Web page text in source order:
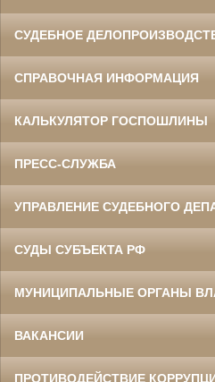
СУДЕБНОЕ
СПРАВОЧНАЯ ИНФОРМАЦИЯ
КАЛЬКУЛЯТОР ГОСПОШЛИНЫ
ПРЕСС-СЛУЖБА
УПРАВЛЕНИЕ СУДЕБНОГО
СУДЫ СУБЪЕКТА РФ
МУНИЦИПАЛЬНЫЕ ОРГАНЫ
ВАКАНСИИ
ПРОТИВОДЕЙСТВИЕ